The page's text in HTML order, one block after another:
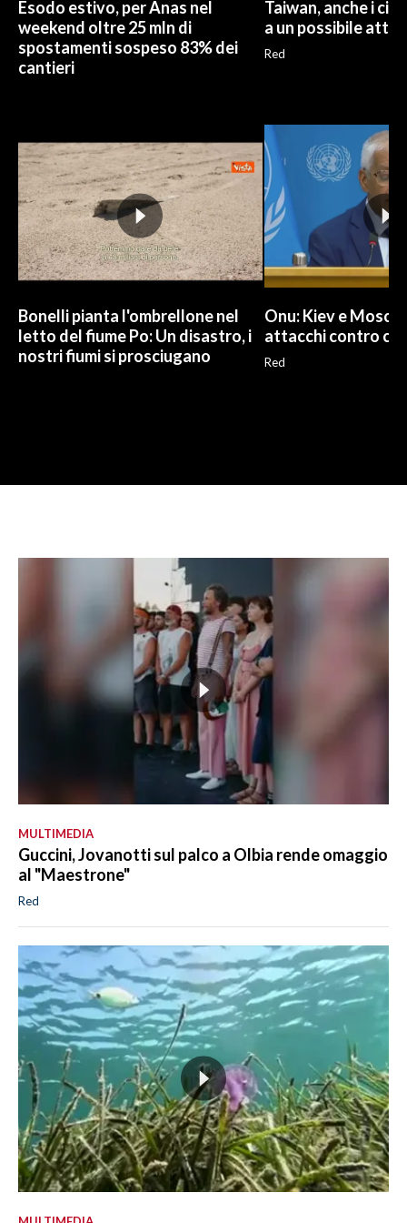
Esodo estivo, per Anas nel
weekend oltre 25 mln di
spostamenti sospeso 83% dei
cantieri
Taiwan, anche i
a un possibile
Red
Bonelli pianta l'ombrellone nel
letto del fiume Po: Un disastro, i
nostri fiumi si prosciugano
Onu: Kiev e Mosca
attacchi contro
Red
MULTIMEDIA
Guccini, Jovanotti sul palco a Olbia rende omaggio
al "Maestrone"
Red